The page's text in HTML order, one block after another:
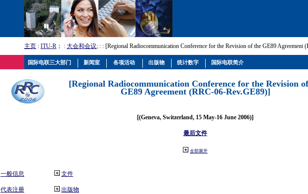
主页 : ITU-R ； : 大会和会议; : : [Regional Radiocommunication Conference for the Revision of the GE89 Agreement
[Regional Radiocommunication Conference for the Revision
GE89 Agreement (RRC-06-Rev.GE89)]
[(Geneva, Switzerland, 15 May-16 June 2006)]
最后文件
全部展开
一般信息
代表注册
文件
出版物
国际电联三大部门 新闻室 各项活动 出版物 统计数字 国际电联简介